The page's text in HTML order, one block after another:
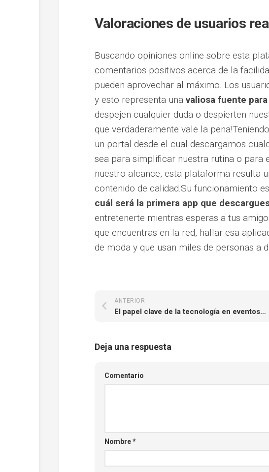
Valoraciones de usuarios
Buscando opiniones online sobre esta
comentarios positivos acerca de la
pueden aprovechar al máximo. Los
y esto representa una valiosa fuente
despejen cualquier duda o despierten
que verdaderamente vale la
un portal desde el cual descargamos
sea para simplificar nuestra rutina o para
nuestro alcance, esta plataforma resulta
contenido de calidad.Su funcionamiento
cuál será la primera app que
entretenerte mientras esperas a tus
que encuentras en la red, hallar esa
de moda y que usan miles de personas a
ANTERIOR
El papel clave de la tecnología en eventos y turismo premium en Andalucía
Deja una respuesta
Comentario
Nombre*